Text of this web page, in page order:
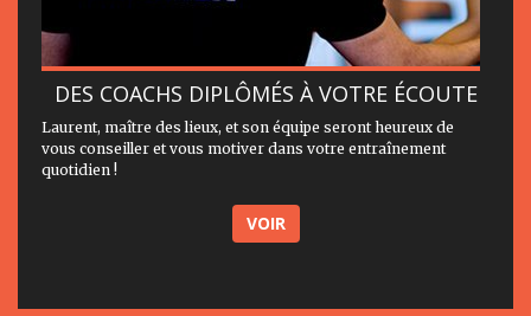
DES COACHS DIPLÔMÉS À VOTRE ÉCOUTE
Laurent, maître des lieux, et son équipe seront heureux de
vous conseiller et vous motiver dans votre entraînement
quotidien !
VOIR